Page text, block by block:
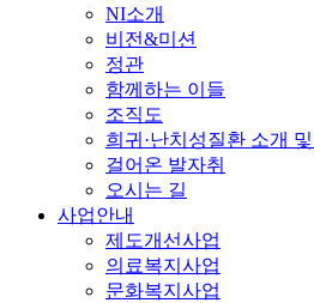
NI소개
비전&미션
정관
함께하는 이들
조직도
희귀·난치성질환 소개
걸어온 발자취
오시는 길
사업안내
제도개선사업
의료복지사업
문화복지사업